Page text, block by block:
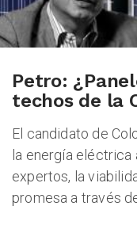
Petro:
techos de la
El candidato de
la energía eléctrica
expertos, la
promesa a través